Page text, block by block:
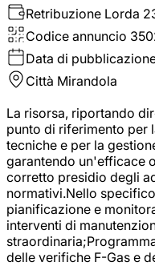
Retribuzione Lorda
Codice annuncio
Data di
Città Mirandola
La risorsa, riportando
punto di riferimento per
tecniche e per la
garantendo un'efficace
corretto presidio degli
normativi.Nello
pianificazione e
interventi di
delle verifiche F-Gas e